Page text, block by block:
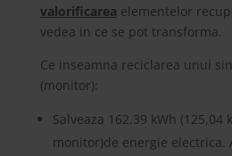
valorificarea elementelor
vedea in ce se pot transforma.
Ce inseamna reciclarea unui
(monitor):
Salveaza 162,39 kWh (125,04
monitor)de energie electrica.